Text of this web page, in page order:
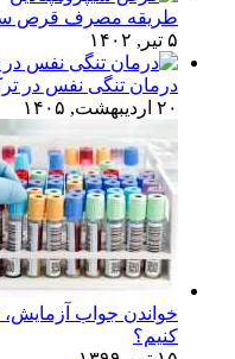
طریقه مصرف قرص
۵ تیر, ۱۴۰۲
درمان تنگی نفس در
۲۰ اردیبهشت, ۱۴۰۵
خواندن جواب
کنیم؟